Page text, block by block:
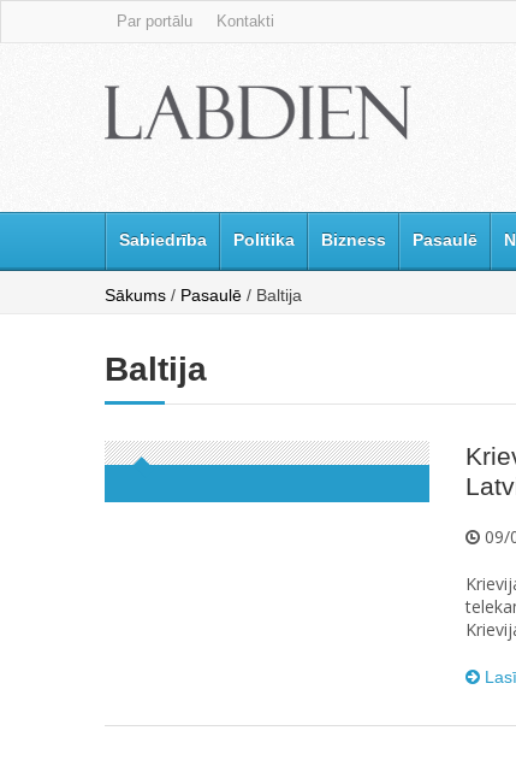
Par portālu Kontakti
Sabiedrība Politika Bizness Pasaulē
Sākums / Pasaulē / Baltija
Baltija
09/